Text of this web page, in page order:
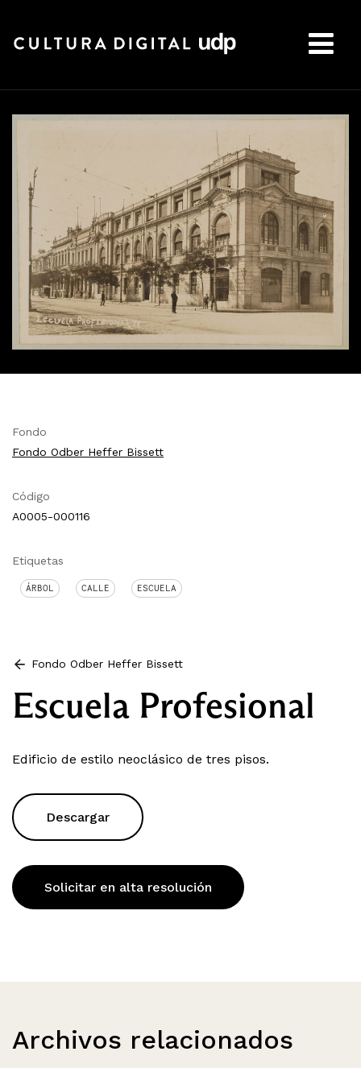
Fondo
Fondo Odber Heffer Bissett
Código
A0005-000116
Etiquetas
ÁRBOL CALLE ESCUELA
Fondo Odber Heffer Bissett
Escuela Profesional
Edificio de estilo neoclásico de tres pisos.
Descargar
Solicitar en alta resolución
Archivos relacionados